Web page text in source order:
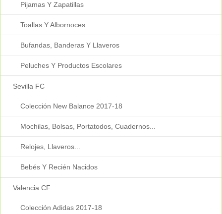
Pijamas Y Zapatillas
Toallas Y Albornoces
Bufandas, Banderas Y Llaveros
Peluches Y Productos Escolares
Sevilla FC
Colección New Balance 2017-18
Mochilas, Bolsas, Portatodos, Cuadernos...
Relojes, Llaveros...
Bebés Y Recién Nacidos
Valencia CF
Colección Adidas 2017-18